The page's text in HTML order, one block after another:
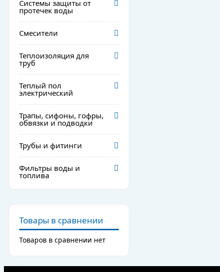
Системы защиты от
протечек воды
Смесители
Теплоизоляция для
труб
Теплый пол
электрический
Трапы, сифоны, гофры,
обвязки и подводки
Трубы и фитинги
Фильтры воды и
топлива
Товары в сравнении
Товаров в сравнении нет